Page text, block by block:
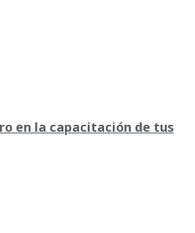
en la capacitación de tus